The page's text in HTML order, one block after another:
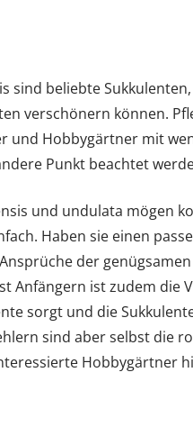
sind beliebte
verschönern können.
und Hobbygärtner mit
Punkt beachtet
und undulata mögen
Haben sie einen
der
Anfängern ist zudem die
sorgt und die
sind aber selbst die
Hobbygärtner